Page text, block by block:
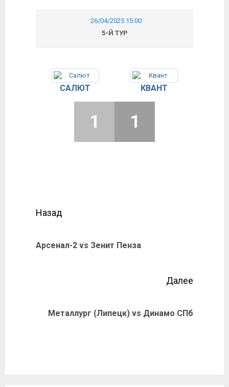
26/04/2025 15:00
5-Й ТУР
САЛЮТ КВАНТ
1 1
Назад
Арсенал-2 vs Зенит Пенза
Далее
Металлург (Липецк) vs Динамо СПб